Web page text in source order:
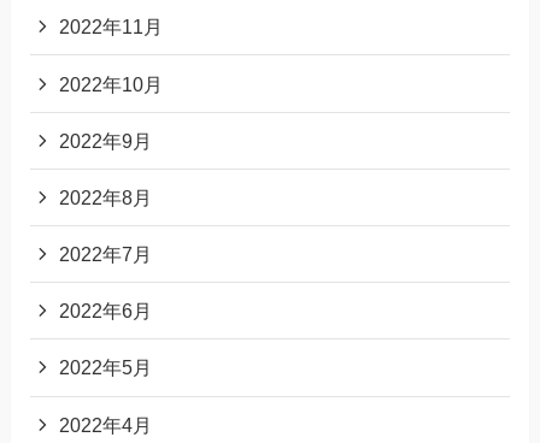
2022年11月
2022年10月
2022年9月
2022年8月
2022年7月
2022年6月
2022年5月
2022年4月